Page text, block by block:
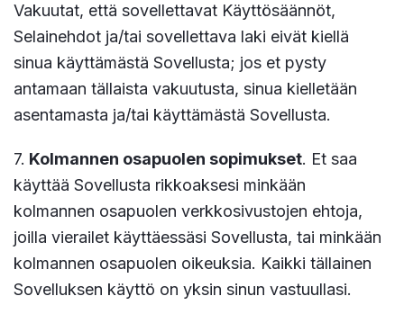
Vakuutat, että sovellettavat Käyttösäännöt,
Selainehdot ja/tai sovellettava laki eivät kiellä
sinua käyttämästä Sovellusta; jos et pysty
antamaan tällaista vakuutusta, sinua kielletään
asentamasta ja/tai käyttämästä Sovellusta.
7. Kolmannen osapuolen sopimukset. Et saa
käyttää Sovellusta rikkoaksesi minkään
kolmannen osapuolen verkkosivustojen ehtoja,
joilla vierailet käyttäessäsi Sovellusta, tai minkään
kolmannen osapuolen oikeuksia. Kaikki tällainen
Sovelluksen käyttö on yksin sinun vastuullasi.